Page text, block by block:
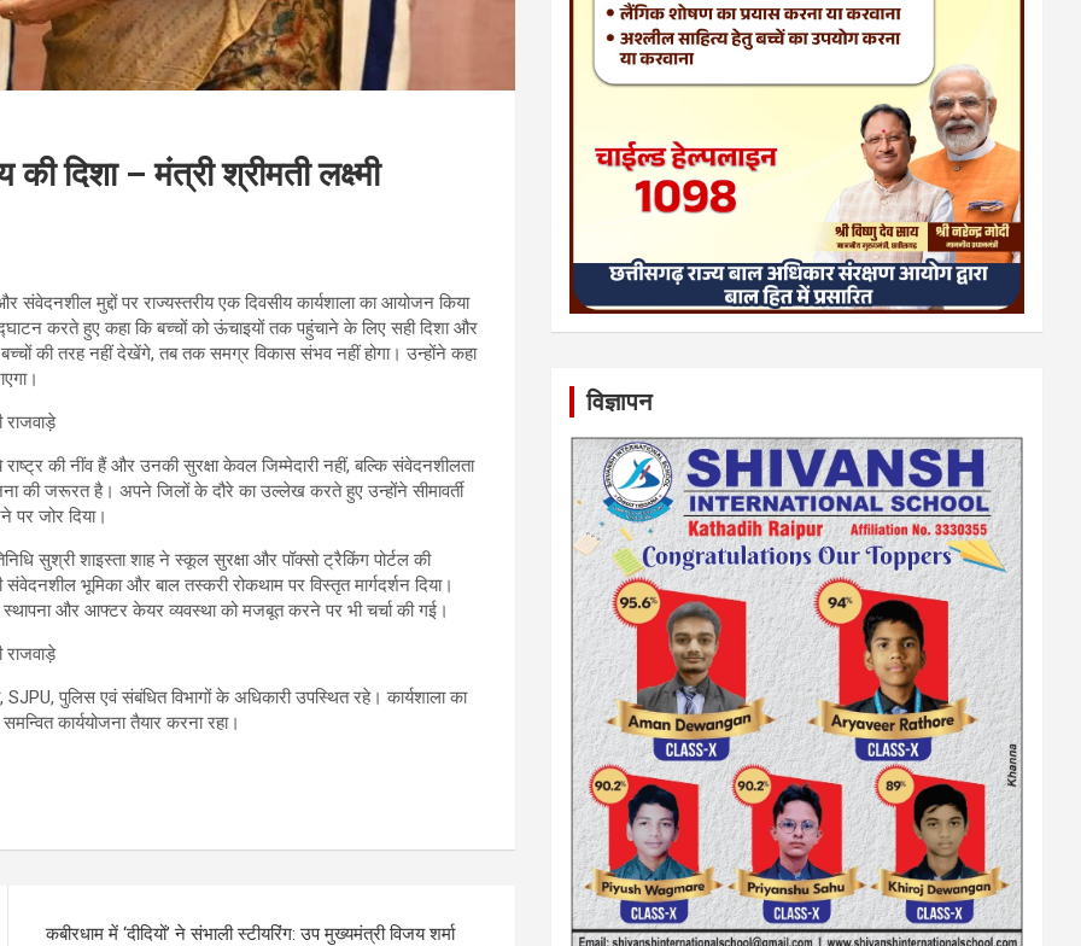
दिशा – मंत्री श्रीमती लक्ष्मी
संवेदनशील मुद्दों पर राज्यस्तरीय एक दिवसीय कार्यशाला का आयोजन किया
करते हुए कहा कि बच्चों को ऊंचाइयों तक पहुंचाने के लिए सही दिशा और
की तरह नहीं देखेंगे, तब तक समग्र विकास संभव नहीं होगा। उन्होंने कहा
राष्ट्र की नींव हैं और उनकी सुरक्षा केवल जिम्मेदारी नहीं, बल्कि संवेदनशीलता
की जरूरत है। अपने जिलों के दौरे का उल्लेख करते हुए उन्होंने सीमावर्ती
पर जोर दिया।
सुश्री शाइस्ता शाह ने स्कूल सुरक्षा और पॉक्सो ट्रैकिंग पोर्टल की
भूमिका और बाल तस्करी रोकथाम पर विस्तृत मार्गदर्शन दिया।
और आफ्टर केयर व्यवस्था को मजबूत करने पर भी चर्चा की गई।
SJPU, पुलिस एवं संबंधित विभागों के अधिकारी उपस्थित रहे। कार्यशाला का
कार्ययोजना तैयार करना रहा।
कबीरधाम में ‘दीदियों’ ने संभाली स्टीयरिंग: उप मुख्यमंत्री विजय शर्मा
विज्ञापन